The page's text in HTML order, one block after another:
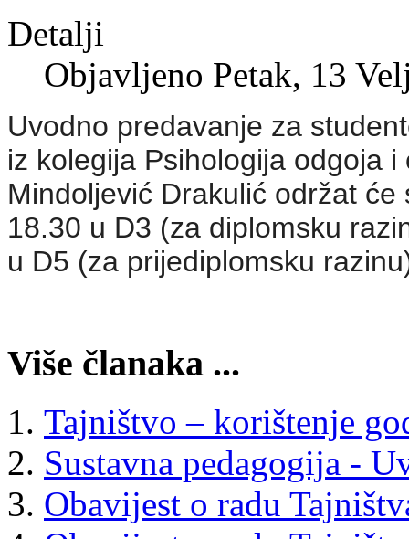
Detalji
Objavljeno Petak, 13
Uvodno predavanje za
iz kolegija Psihologija odgoja
Mindoljević Drakulić održat
18.30 u D3 (za diplomsku
u D5 (za prijediplomsku
Više članaka ...
Tajništvo – korištenje
Sustavna pedagogija -
Obavijest o radu